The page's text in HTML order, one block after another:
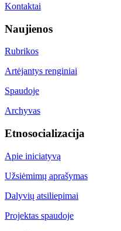
Kontaktai
Naujienos
Rubrikos
Artėjantys renginiai
Spaudoje
Archyvas
Etnosocializacija
Apie iniciatyvą
Užsiėmimų aprašymas
Dalyvių atsiliepimai
Projektas spaudoje